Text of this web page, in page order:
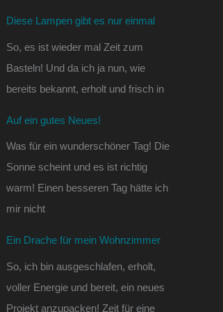
Diese Lampen gibt es nur einmal
So, es ist wieder mal Zeit zum
Basteln! Und da ich ja nun, wie
bereits bekannt, erholt und frisch in
Auf ein gutes Neues!
Was für ein wunderschöner Tag! Die
Sonne scheint und es ist richtig
warm! Einen besseren Tag hätte ich
mir nicht
Ein Drache für mein Wohnzimmer
So, ich bin ausgeschlafen, erholt,
voller Energie und bereit, ein neues
Projekt anzupacken! Zeit für eine